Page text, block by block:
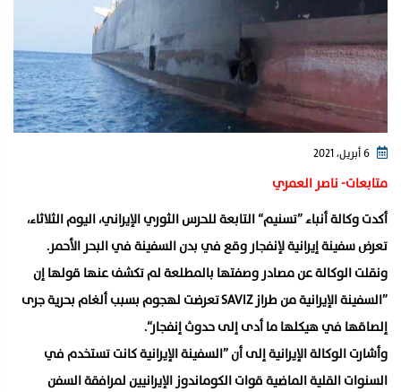
متابعات- ناصر العمري
أكدت وكالة أنباء ”تسنيم“ التابعة للحرس الثوري الإيراني، اليوم الثلاثاء،
تعرض سفينة إيرانية لإنفجار وقع في بدن السفينة في البحر الأحمر.
ونقلت الوكالة عن مصادر وصفتها بالمطلعة لم تكشف عنها قولها إن
”السفينة الإيرانية من طراز SAVIZ تعرضت لهجوم بسبب ألغام بحرية جرى
إلصاقها في هيكلها ما أدى إلى حدوث إنفجار“.
وأشارت الوكالة الإيرانية إلى أن ”السفينة الإيرانية كانت تستخدم في
السنوات القلية الماضية قوات الكوماندوز الإيرانيين لمرافقة السفن